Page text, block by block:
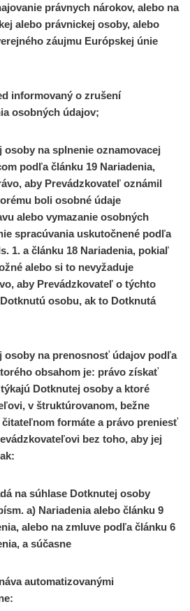
právnych nárokov, alebo na
alebo právnickej osoby, alebo
záujmu Európskej únie
informovaný o zrušení
osobných údajov;
osoby na splnenie oznamovacej
podľa článku 19 Nariadenia,
aby Prevádzkovateľ oznámil
boli osobné údaje
alebo vymazanie osobných
spracúvania uskutočnené podľa
1. a článku 18 Nariadenia, pokiaľ
alebo si to nevyžaduje
aby Prevádzkovateľ o týchto
osobu, ak to Dotknutá
osoby na prenosnosť údajov podľa
obsahom je: právo získať
Dotknutej osoby a ktoré
v štruktúrovanom, bežne
formáte a právo preniesť
bez toho, aby jej
na súhlase Dotknutej osoby
a) Nariadenia alebo článku 9
alebo na zmluve podľa článku 6
a súčasne
automatizovanými